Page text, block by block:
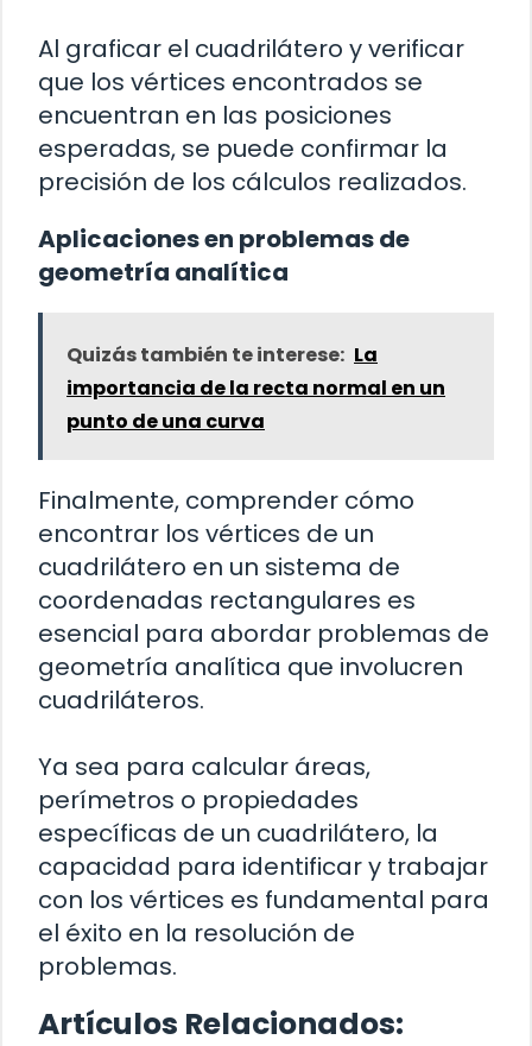
Al graficar el cuadrilátero y verificar
que los vértices encontrados se
encuentran en las posiciones
esperadas, se puede confirmar la
precisión de los cálculos realizados.
Aplicaciones en problemas de
geometría analítica
Quizás también te interese: La
importancia de la recta normal en un
punto de una curva
Finalmente, comprender cómo
encontrar los vértices de un
cuadrilátero en un sistema de
coordenadas rectangulares es
esencial para abordar problemas de
geometría analítica que involucren
cuadriláteros.
Ya sea para calcular áreas,
perímetros o propiedades
específicas de un cuadrilátero, la
capacidad para identificar y trabajar
con los vértices es fundamental para
el éxito en la resolución de
problemas.
Artículos Relacionados: